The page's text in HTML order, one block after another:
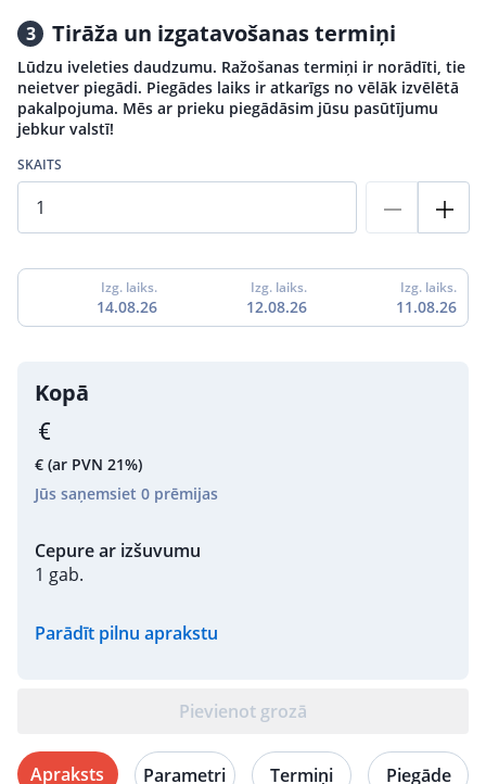
3 Tirāža un izgatavošanas termiņi
Lūdzu iveleties daudzumu. Ražošanas termiņi ir norādīti, tie
neietver piegādi. Piegādes laiks ir atkarīgs no vēlāk izvēlētā
pakalpojuma. Mēs ar prieku piegādāsim jūsu pasūtījumu
jebkur valstī!
SKAITS
Izg. laiks.
14.08.26
Izg. laiks.
12.08.26
Izg. laiks.
11.08.26
Kopā
€ (ar PVN 21%)
Jūs saņemsiet 0 prēmijas
Cepure ar izšuvumu
1 gab.
Parādīt pilnu aprakstu
Pievienot grozā
Apraksts Parametri Termiņi Piegāde